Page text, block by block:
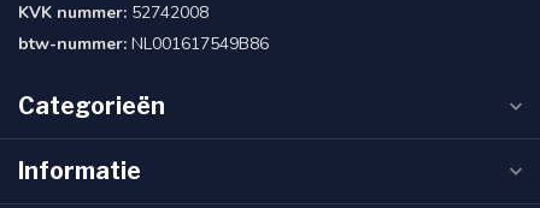
KVK nummer: 52742008
btw-nummer: NL001617549B86
Categorieën
Informatie